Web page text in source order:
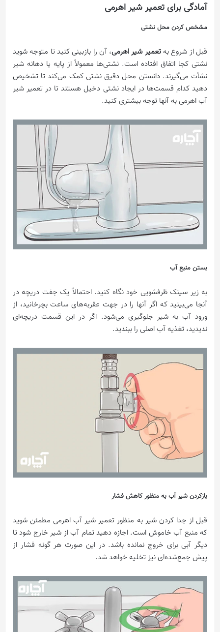
آمادگی برای تعمیر شیر اهرمی
مشخص کردن محل نشتی
قبل از شروع بهتعمیر شیر اهرمی، آن را بازبینی کنید تا متوجه شوید
نشتی کجا اتفاق افتاده است. نشتی‌ها معمولاً از پایه یا دهانه شیر
نشأت می‌گیرند. دانستن محل دقیق نشتی کمک می‌کند تا تشخیص
دهید کدام قسمت‌ها در ایجاد نشتی دخیل هستند تا در تعمیر شیر
آب اهرمی به آنها توجه بیشتری کنید.
بستن منبع آب
به زیر سینک ظرفشویی خود نگاه کنید. احتمالاً یک جفت دریچه در
آنجا می‌بینید که اگر آنها را در جهت عقربه‌های ساعت بچرخانید، از
ورود آب به شیر جلوگیری می‌شود. اگر در این قسمت دریچه‌ای
ندیدید، تغذیه آب اصلی را ببندید.
بازکردن شیر آب به منظور کاهش فشار
قبل از جدا کردن شیر به منظور تعمیر شیر آب اهرمی مطمئن شوید
که منبع آب خاموش است. اجازه دهید تمام آب از شیر خارج شود تا
دیگر آبی برای خروج نمانده باشد. در این صورت هر گونه فشار از
پیش جمع‌شده‌ای نیز تخلیه خواهد شد.